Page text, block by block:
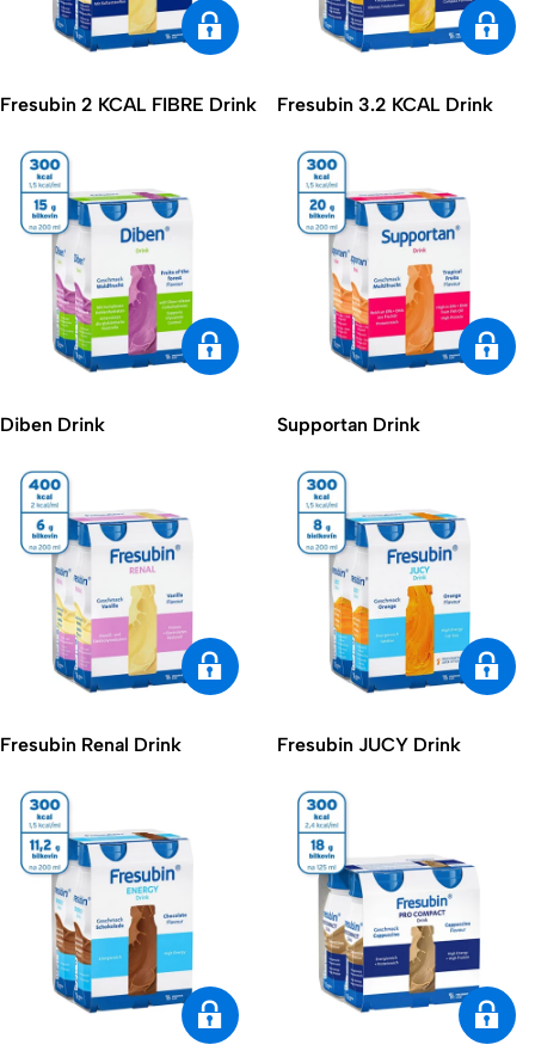
Fresubin 2 KCAL FIBRE Drink Fresubin 3.2 KCAL Drink
Diben Drink Supportan Drink
Fresubin Renal Drink Fresubin JUCY Drink